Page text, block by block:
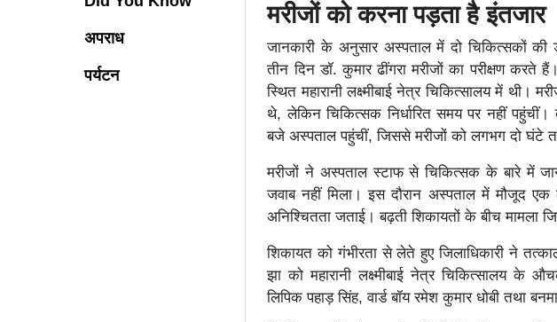
अपराध
पर्यटन
मरीजों को करना पड़ता है इंतजार
जानकारी के अनुसार अस्पताल में दो चिकित्सकों की
तीन दिन डॉ. कुमार ढींगरा मरीजों का परीक्षण
स्थित महारानी लक्ष्मीबाई नेत्र चिकित्सालय में
थे, लेकिन चिकित्सक निर्धारित समय पर नहीं
बजे अस्पताल पहुंचीं, जिससे मरीजों को लगभग दो घंटे
मरीजों ने अस्पताल स्टाफ से चिकित्सक के बारे में
जवाब नहीं मिला। इस दौरान अस्पताल में मौजूद
अनिश्चितता जताई। बढ़ती शिकायतों के बीच मामला
शिकायत को गंभीरता से लेते हुए जिलाधिकारी ने
झा को महारानी लक्ष्मीबाई नेत्र चिकित्सालय के
लिपिक पहाड़ सिंह, वार्ड बॉय रमेश कुमार धोबी तथा